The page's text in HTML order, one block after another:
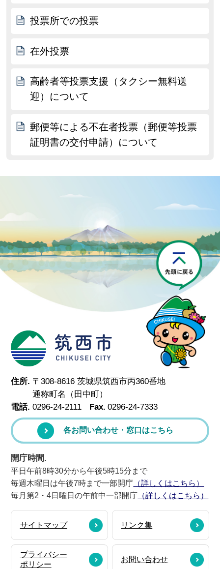
投票所での投票
在外投票
高齢者等投票支援（タクシー無料送
迎）について
郵便等による不在者投票（郵便等投票
証明書の交付申請）について
筑西市
住所. 〒308-8616 茨城県筑西市丙360番地
通称町名（田中町）
電話. 0296-24-2111 Fax. 0296-24-7333
各お問い合わせ・窓口はこちら
開庁時間.
平日午前8時30分から午後5時15分まで
毎週木曜日は午後7時まで一部開庁 （詳しくはこちら）
毎月第2・4日曜日の午前中一部開庁 （詳しくはこちら）
サイトマップ リンク集
プライバシー
ポリシー
お問い合わせ